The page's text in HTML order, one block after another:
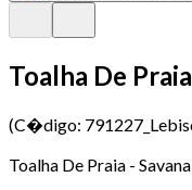
Toalha De
(C�digo:
Toalha De Praia -